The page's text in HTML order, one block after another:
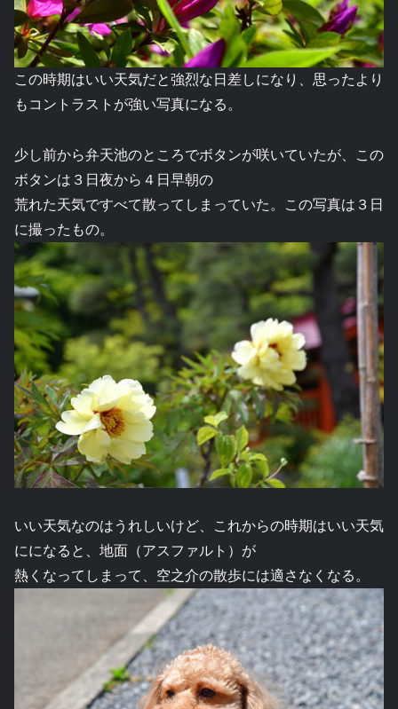
この時期はいい天気だと強烈な日差しになり、思ったより
もコントラストが強い写真になる。
少し前から弁天池のところでボタンが咲いていたが、この
ボタンは３日夜から４日早朝の
荒れた天気ですべて散ってしまっていた。この写真は３日
に撮ったもの。
いい天気なのはうれしいけど、これからの時期はいい天気
にになると、地面（アスファルト）が
熱くなってしまって、空之介の散歩には適さなくなる。